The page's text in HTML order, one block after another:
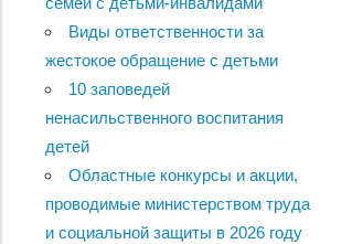
Виды ответственности за
жестокое обращение с детьми
10 заповедей
ненасильственного воспитания
детей
Областные конкурсы и акции,
проводимые министерством труда
и социальной защиты в 2026 году